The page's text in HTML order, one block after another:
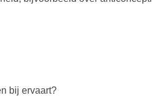
bij ervaart?